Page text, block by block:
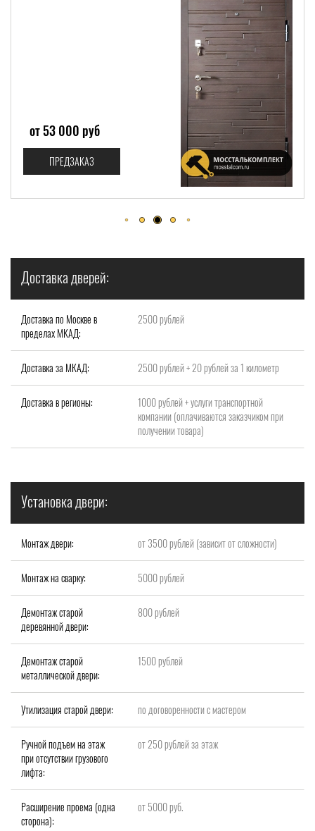
от 53 000 руб
ПРЕДЗАКАЗ
Доставка дверей:
Доставка по Москве в
пределах МКАД:
2500 рублей
Доставка за МКАД: 2500 рублей + 20 рублей за 1 километр
Доставка в регионы:
1000 рублей + услуги транспортной
компании (оплачиваются заказчиком при
получении товара)
Установка двери:
Монтаж двери: от 3500 рублей (зависит от сложности)
Монтаж на сварку: 5000 рублей
Демонтаж старой
деревянной двери:
800 рублей
Демонтаж старой
металлической двери:
1500 рублей
Утилизация старой двери: по договоренности с мастером
Ручной подъем на этаж
при отсутствии грузового
лифта:
от 250 рублей за этаж
Расширение проема (одна
сторона):
от 5000 руб.